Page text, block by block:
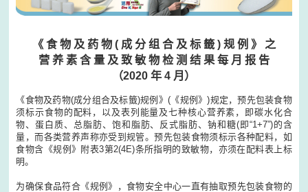
《 食 物 及 药 物 ( 成 分 组 合 及 标 籤 ) 规 例 》 之
营 养 素 含 量 及 致 敏 物 检 测 结 果 每 月 报 告
（2020 年 4 月）
《食物及药物(成分组合及标籤)规例》(《规例》)规定，预先包装食物
须标示食物的配料，以及表列能量及七种核心营养素，即碳水化合
物、蛋白质、总脂肪、饱和脂肪、反式脂肪、钠和糖(即“1+7”)的含
量，而各类营养声称亦受到规管。预先包装食物须标示各种配料，如
食物含《规例》附表3第2(4E)条所指明的致敏物，亦须在配料表上标
明。
为确保食品符合《规例》，食物安全中心一直有抽取预先包装食物的